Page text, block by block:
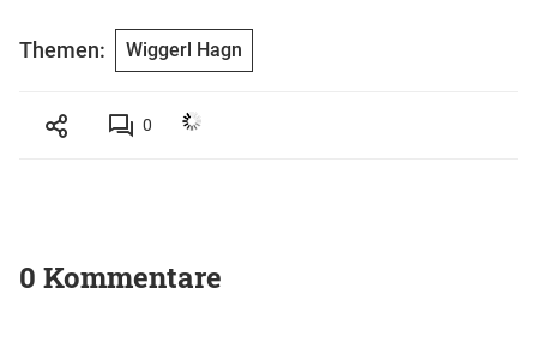
Themen: Wiggerl Hagn
0
0 Kommentare